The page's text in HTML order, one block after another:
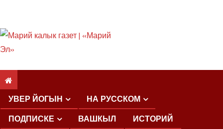
УВЕР ЙОГЫН
НА РУССКОМ
ПОДПИСКЕ
ВАШКЫЛ
ИСТОРИЙ